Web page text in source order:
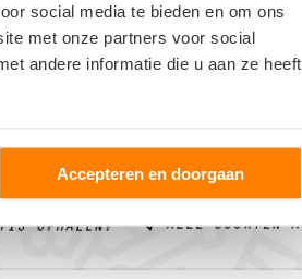
social media te bieden en om ons
met onze partners voor social
andere informatie die u aan ze heeft
Accepteren en doorgaan